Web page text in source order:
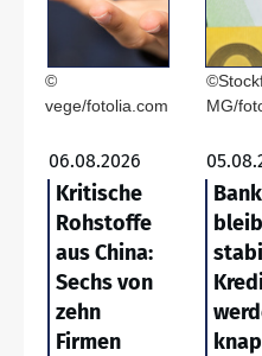
©
vege/fotolia.com
06.08.2026
Kritische
Rohstoffe
aus China:
Sechs von
zehn
Firmen
MG/